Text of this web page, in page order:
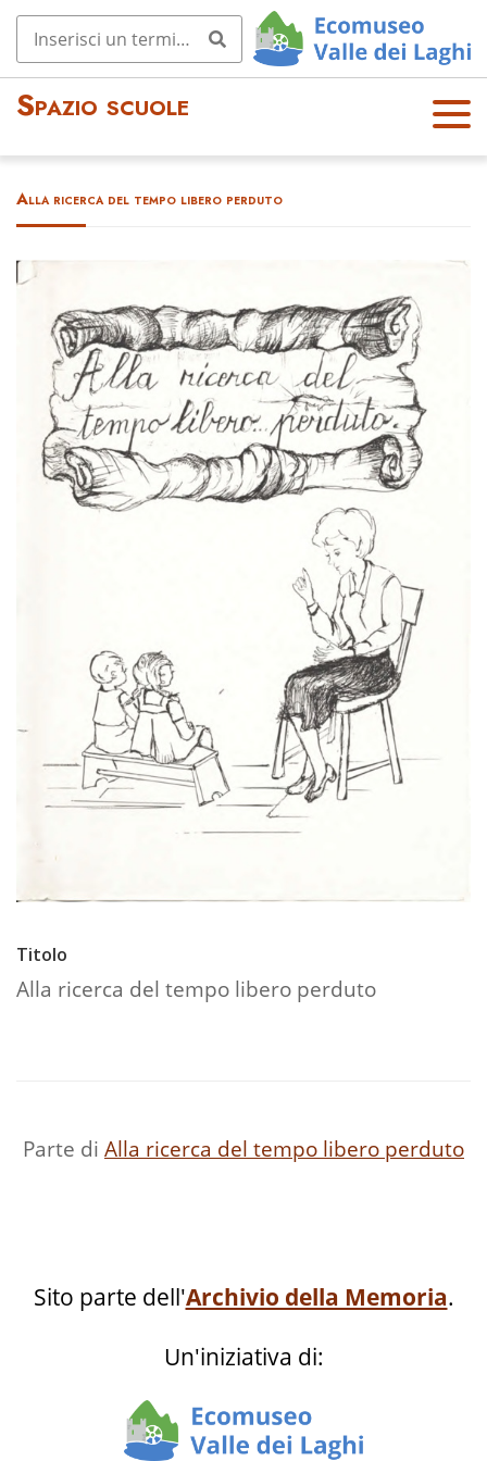
Spazio scuole
OPE
N
Alla ricerca del tempo libero perduto
Titolo
Alla ricerca del tempo libero perduto
Parte di Alla ricerca del tempo libero perduto
Sito parte dell'Archivio della Memoria.
Un'iniziativa di: